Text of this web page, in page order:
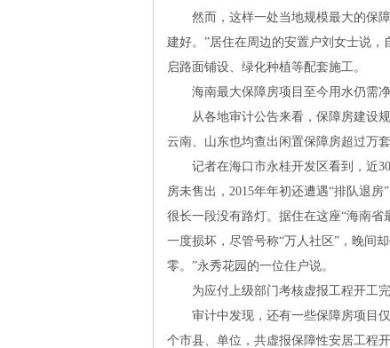
然而，这样一处当地规模最大的保障
建好。”居住在周边的安置户刘女士说，
启路面铺设、绿化种植等配套施工。
海南最大保障房项目至今用水仍需
从各地审计公告来看，保障房建设规
云南、山东也均查出闲置保障房超过万套
记者在海口市永桂开发区看到，近30
房未售出， 2015年年初还遭遇“排队退房
很长一段没有路灯。据住在这座“海南
一度损坏，尽管号称“万人社区”，晚间
零。”永秀花园的一位住户说。
为应付上级部门考核虚报工程开工
审计中发现，还有一些保障房项目仅
个市县、单位，共虚报保障性安居工程